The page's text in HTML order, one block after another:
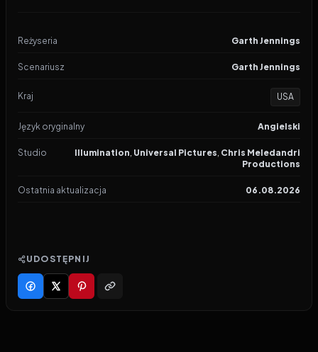
Reżyseria Garth Jennings
Scenariusz Garth Jennings
Kraj USA
Język oryginalny Angielski
Studio Illumination, Universal Pictures, Chris Meledandri
Productions
Ostatnia aktualizacja 06.08.2026
UDOSTĘPNIJ